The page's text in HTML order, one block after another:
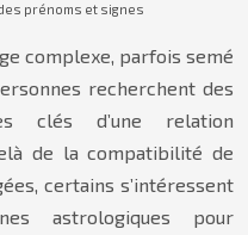
prénoms et signes
complexe, parfois semé
recherchent des
clés d’une relation
de la compatibilité de
certains s’intéressent
astrologiques pour